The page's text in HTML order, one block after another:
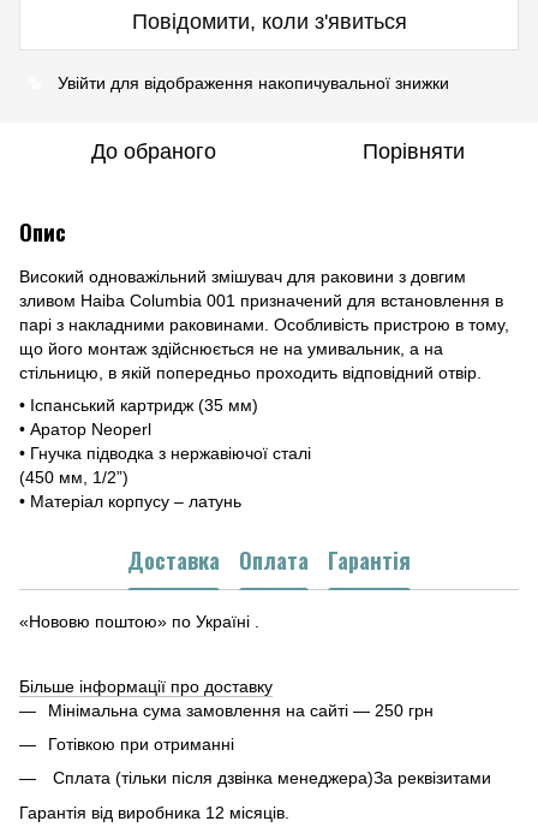
Повідомити, коли з'явиться
Увійти для відображення накопичувальної знижки
До обраного Порівняти
Опис
Високий одноважільний змішувач для раковини з довгим
зливом Haiba Columbia 001 призначений для встановлення в
парі з накладними раковинами. Особливість пристрою в тому,
що його монтаж здійснюється не на умивальник, а на
стільницю, в якій попередньо проходить відповідний отвір.
• Іспанський картридж (35 мм)
• Аратор Neoperl
• Гнучка підводка з нержавіючої сталі
(450 мм, 1/2”)
• Матеріал корпусу – латунь
Доставка Оплата Гарантія
«Нововю поштою» по Україні .
Більше інформації про доставку
Мінімальна сума замовлення на сайті — 250 грн
Готівкою при отриманні
Сплата (тільки після дзвінка менеджера)За реквізитами
Гарантія від виробника 12 місяців.